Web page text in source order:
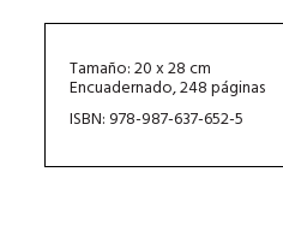
Tamaño: 20 x 28 cm
Encuadernado, 248 páginas
ISBN: 978-987-637-652-5